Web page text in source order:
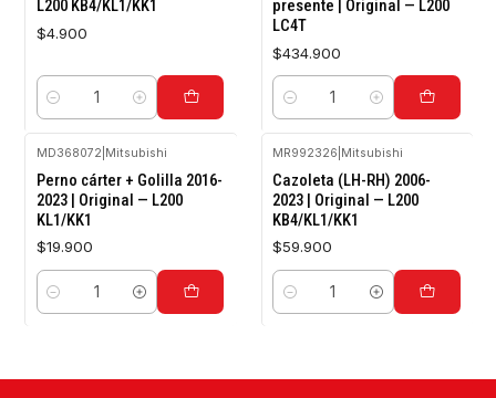
L200 KB4/KL1/KK1
$4.900
Cantidad
presente | Original — L200
LC4T
$434.900
Cantidad
MD368072 Mitsubishi
Perno cárter + Golilla 2016-
2023 | Original — L200
KL1/KK1
$19.900
Cantidad
MR992326 Mitsubishi
Cazoleta (LH-RH) 2006-
2023 | Original — L200
KB4/KL1/KK1
$59.900
Cantidad